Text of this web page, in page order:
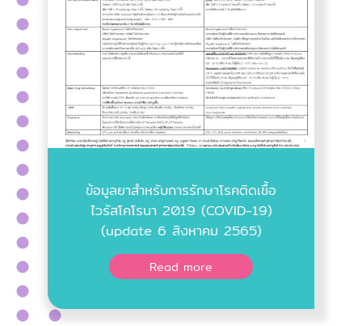
ข้อมูลยาสำหรับการรักษาโรคติดเชื้อ
ไวรัสโคโรนา 2019 (COVID-19)
(update 6 สิงหาคม 2565)
Read more